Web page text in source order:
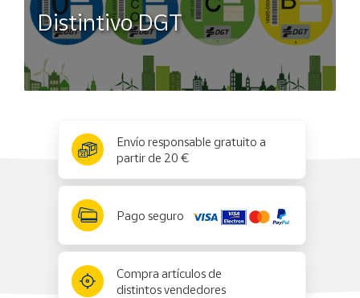
Distintivo DGT
Envío responsable gratuito a
partir de 20 €
Pago seguro
Compra artículos de
distintos vendedores